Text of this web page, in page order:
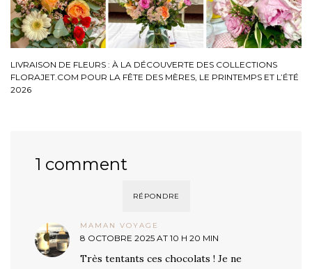
LIVRAISON DE FLEURS : À LA DÉCOUVERTE DES COLLECTIONS
FLORAJET.COM POUR LA FÊTE DES MÈRES, LE PRINTEMPS ET L’ÉTÉ
2026
1 comment
RÉPONDRE
MAMAN VOYAGE
8 OCTOBRE 2025 AT 10 H 20 MIN
Très tentants ces chocolats ! Je ne